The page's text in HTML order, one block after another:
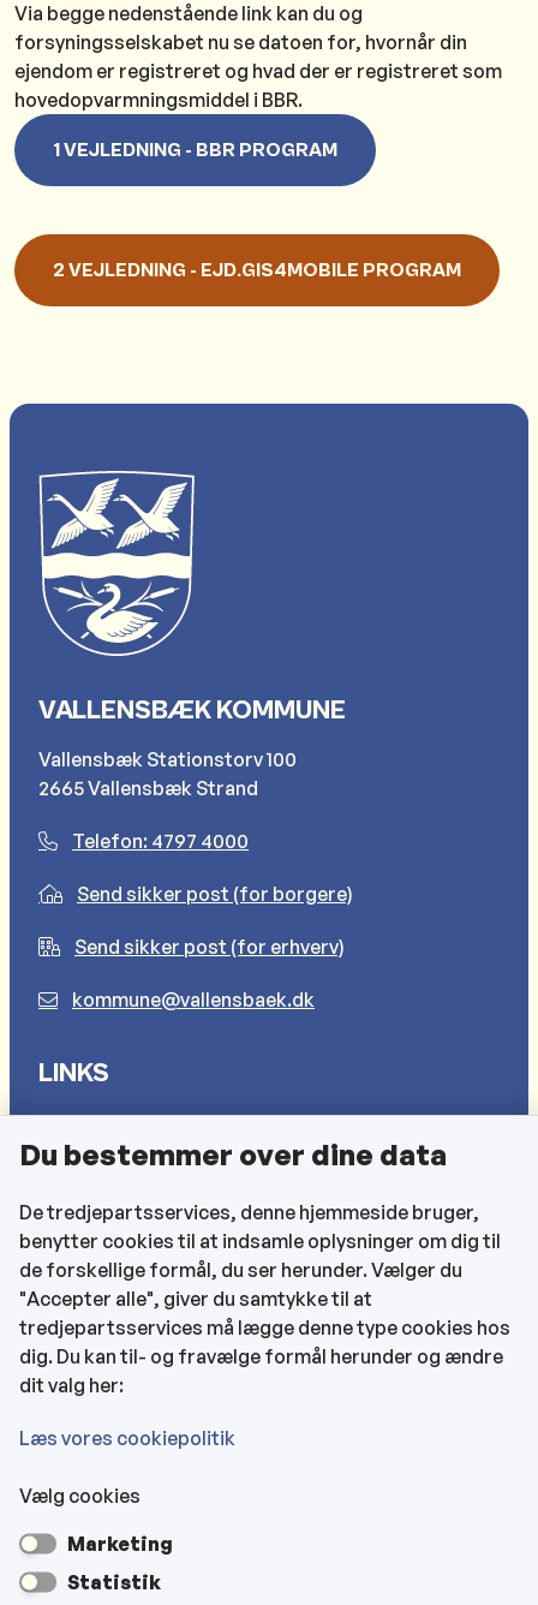
Via begge nedenstående link kan du og
forsyningsselskabet nu se datoen for, hvornår din
ejendom er registreret og hvad der er registreret som
hovedopvarmningsmiddel i BBR.
1 VEJLEDNING - BBR PROGRAM
2 VEJLEDNING - EJD.GIS4MOBILE PROGRAM
VALLENSBÆK KOMMUNE
Vallensbæk Stationstorv 100
2665 Vallensbæk Strand
Telefon: 4797 4000
Send sikker post (for borgere)
Send sikker post (for erhverv)
kommune@vallensbaek.dk
LINKS
Cookies
Find EAN-numre
CVR og bankoplysninger
Tilgængelighedserklæring
KONTAKTOPLYSNINGER
Rådhuset
Kultur- & Borgerhuset
Hjemmeplejen og hjemmesygeplejen
Du bestemmer over dine data
De tredjepartsservices, denne hjemmeside bruger,
benytter cookies til at indsamle oplysninger om dig til
de forskellige formål, du ser herunder. Vælger du
"Accepter alle", giver du samtykke til at
tredjepartsservices må lægge denne type cookies hos
dig. Du kan til- og fravælge formål herunder og ændre
dit valg her:
Læs vores cookiepolitik
Vælg cookies
Marketing
Statistik